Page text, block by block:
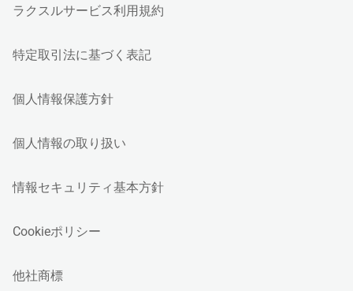
ラクスルサービス利用規約
特定取引法に基づく表記
個人情報保護方針
個人情報の取り扱い
情報セキュリティ基本方針
Cookieポリシー
他社商標